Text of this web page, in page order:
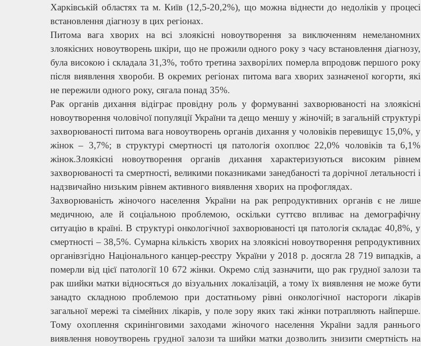
Харківській областях та м. Київ (12,5-20,2%), що можна віднести до недоліків у процесі
встановлення діагнозу в цих регіонах.
Питома вага хворих на всі злоякісні новоутворення за виключенням немеланомних
злоякісних новоутворень шкіри, що не прожили одного року з часу встановлення діагнозу,
була високою і складала 31,3%, тобто третина захворілих померла впродовж першого року
після виявлення хвороби. В окремих регіонах питома вага хворих зазначеної когорти, які
не пережили одного року, сягала понад 35%.
Рак органів дихання відіграє провідну роль у формуванні захворюваності на злоякісні
новоутворення чоловічої популяції України та дещо меншу у жіночій; в загальній структурі
захворюваності питома вага новоутворень органів дихання у чоловіків перевищує 15,0%, у
жінок – 3,7%; в структурі смертності ця патологія охоплює 22,0% чоловіків та 6,1%
жінок.Злоякісні новоутворення органів дихання характеризуються високим рівнем
захворюваності та смертності, великими показниками занедбаності та дорічної летальності і
надзвичайно низьким рівнем активного виявлення хворих на профоглядах.
Захворюваність жіночого населення України на рак репродуктивних органів є не лише
медичною, але й соціальною проблемою, оскільки суттєво впливає на демографічну
ситуацію в країні. В структурі онкологічної захворюваності ця патологія складає 40,8%, у
смертності – 38,5%. Сумарна кількість хворих на злоякісні новоутворення репродуктивних
органівзгідно Національного канцер-реєстру України у 2018 р. досягла 28 719 випадків, а
померли від цієї патології 10 672 жінки. Окремо слід зазначити, що рак грудної залози та
рак шийки матки відносяться до візуальних локалізацій, а тому їх виявлення не може бути
занадто складною проблемою при достатньому рівні онкологічної настороги лікарів
загальної мережі та сімейних лікарів, у поле зору яких такі жінки потрапляють найперше.
Тому охоплення скринінговими заходами жіночого населення України задля раннього
виявлення новоутворень грудної залози та шийки матки дозволить знизити смертність на